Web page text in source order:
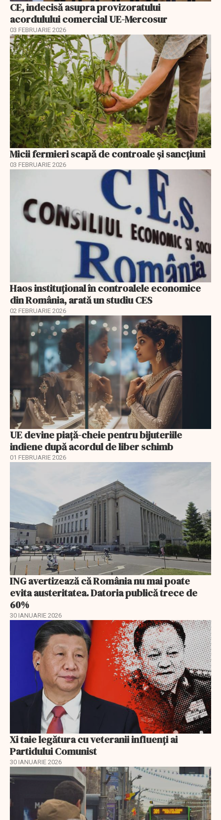
CE, indecisă asupra provizoratului
acordulului comercial UE-Mercosur
03 FEBRUARIE 2026
Micii fermieri scapă de controale și sancțiuni
03 FEBRUARIE 2026
Haos instituțional în controalele economice
din România, arată un studiu CES
02 FEBRUARIE 2026
UE devine piață-cheie pentru bijuteriile
indiene după acordul de liber schimb
01 FEBRUARIE 2026
ING avertizează că România nu mai poate
evita austeritatea. Datoria publică trece de
60%
30 IANUARIE 2026
Xi taie legătura cu veteranii influenți ai
Partidului Comunist
30 IANUARIE 2026